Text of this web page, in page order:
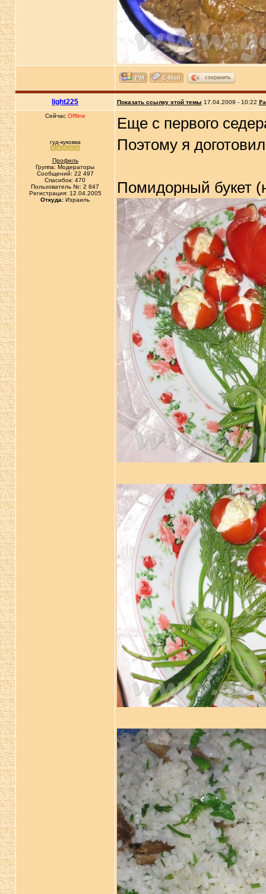
сохранить
light225 Показать ссылку этой темы 17.04.2009 - 10:22
Сейчас Offline
гуд-куковка
Профиль
Группа: Модераторы
Сообщений: 22 497
Спасибок: 470
Пользователь №: 2 847
Регистрация: 12.04.2005
Откуда: Израиль
Еще с первого
Поэтому я
Помидорный букет